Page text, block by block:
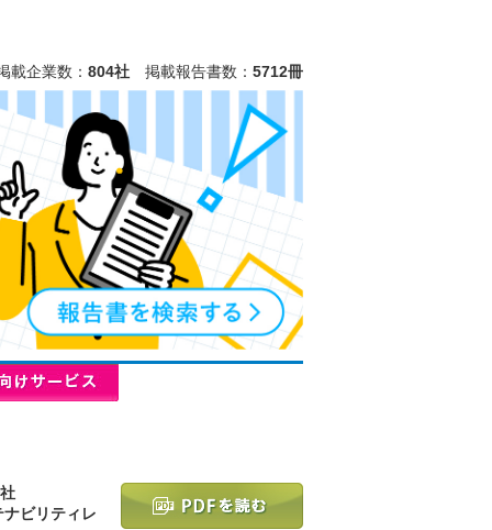
載企業数： 804社 掲載報告書数： 5712冊
ビリティレ